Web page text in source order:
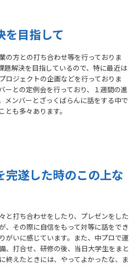
を目指して
の方との打ち合わせ等を行っておりま
題解決を目指しているので、特に最近は
ロジェクトの企画などを行っておりま
ーとの定例会を行っており、１週間の進
メンバーとざっくばらんに話をする中で
とも多々あります。
完遂した時のこの上な
と打ち合わせをしたり、プレゼンをした
、その際に自信をもって対等に話をでき
がいに感じています。また、中プロで運
、打合せ、研修の後、当日大学生をまと
終えたときには、やってよかったな、ま